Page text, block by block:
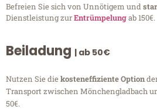
Befreien Sie sich von Unnötigem und
Dienstleistung zurEntrümpelungab 150€.
Beiladung | ab 50€
Nutzen Sie diekosteneffiziente Option
Transport zwischen Mönchengladbach
50€.